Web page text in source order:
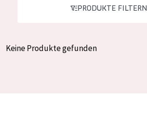
Spanish
PRODUKTE FILTERN
Keine Produkte gefunden